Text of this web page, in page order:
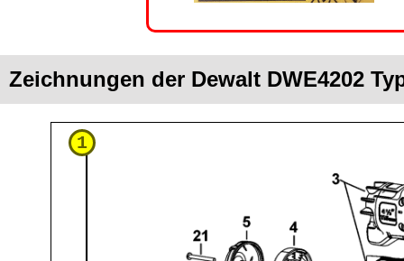
Zeichnungen der Dewalt DWE4202
1